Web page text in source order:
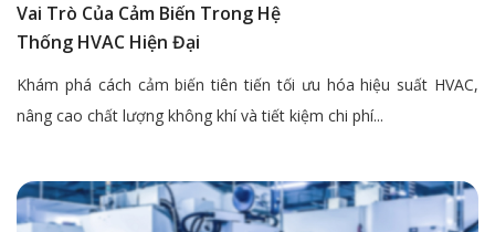
Vai Trò Của Cảm Biến Trong Hệ
Thống HVAC Hiện Đại
Khám phá cách cảm biến tiên tiến tối ưu hóa hiệu suất HVAC,
nâng cao chất lượng không khí và tiết kiệm chi phí...